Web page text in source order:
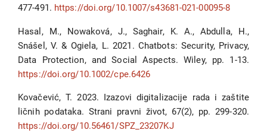
477-491. https://doi.org/10.1007/s43681-021-00095-8
Hasal, M., Nowaková, J., Saghair, K. A., Abdulla, H.,
Snášel, V. & Ogiela, L. 2021. Chatbots: Security, Privacy,
Data Protection, and Social Aspects. Wiley, pp. 1-13.
https://doi.org/10.1002/cpe.6426
Kovačević, T. 2023. Izazovi digitalizacije rada i zaštite
ličnih podataka. Strani pravni život, 67(2), pp. 299-320.
https://doi.org/10.56461/SPZ_23207KJ